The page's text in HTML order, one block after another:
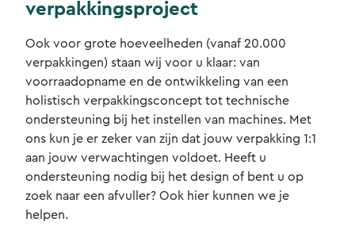
verpakkingsproject
Ook voor grote hoeveelheden (vanaf 20.000
verpakkingen) staan wij voor u klaar: van
voorraadopname en de ontwikkeling van een
holistisch verpakkingsconcept tot technische
ondersteuning bij het instellen van machines. Met
ons kun je er zeker van zijn dat jouw verpakking 1:1
aan jouw verwachtingen voldoet. Heeft u
ondersteuning nodig bij het design of bent u op
zoek naar een afvuller? Ook hier kunnen we je
helpen.